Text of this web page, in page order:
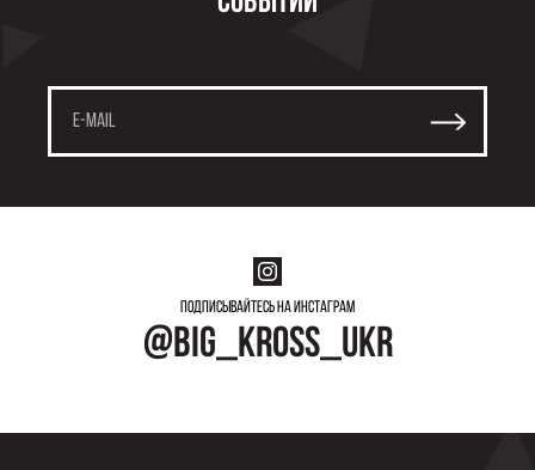
Подписывайтесь на инстаграм
@big_kross_ukr